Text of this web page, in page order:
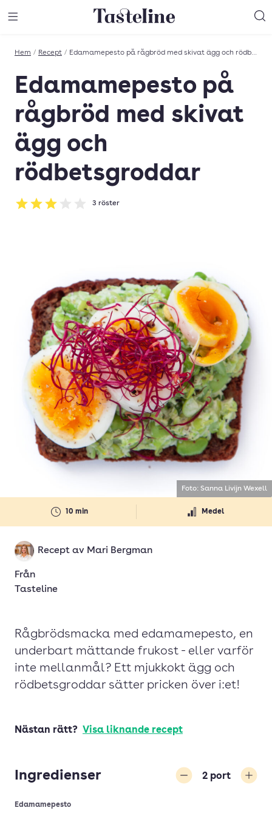
Till Tastelines startsida
Hem / Recept / Edamamepesto på rågbröd med skivat ägg och rödbetsgroddar
Edamamepesto på
rågbröd med skivat
ägg och
rödbetsgroddar
Betyg: 3 av 5
3 röster
10 min Medel
Recept av Mari Bergman
Från
Tasteline
Rågbrödsmacka med edamamepesto, en
underbart mättande frukost - eller varför
inte mellanmål? Ett mjukkokt ägg och
rödbetsgroddar sätter pricken över i:et!
Foto: Sanna Livijn Wexell
Nästan rätt? Visa liknande recept
Ingredienser 2 port
Edamamepesto